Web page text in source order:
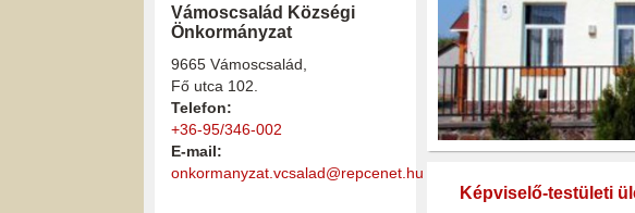
Vámoscsalád Községi
Önkormányzat
9665 Vámoscsalád,
Fő utca 102.
Telefon:
+36-95/346-002
E-mail:
onkormanyzat.vcsalad@repcenet.hu
Képviselő-testületi